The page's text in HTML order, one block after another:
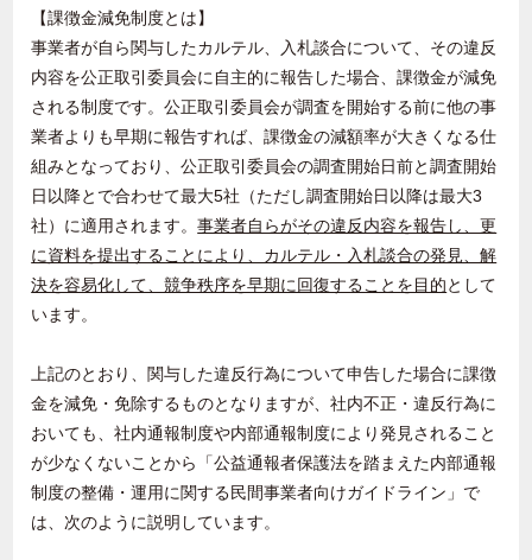
【課徴金減免制度とは】
事業者が自ら関与したカルテル、入札談合について、その違反
内容を公正取引委員会に自主的に報告した場合、課徴金が減免
される制度です。公正取引委員会が調査を開始する前に他の事
業者よりも早期に報告すれば、課徴金の減額率が大きくなる仕
組みとなっており、公正取引委員会の調査開始日前と調査開始
日以降とで合わせて最大5社（ただし調査開始日以降は最大3
社）に適用されます。事業者自らがその違反内容を報告し、更
に資料を提出することにより、カルテル・入札談合の発見、解
決を容易化して、競争秩序を早期に回復することを目的として
います。
上記のとおり、関与した違反行為について申告した場合に課徴
金を減免・免除するものとなりますが、社内不正・違反行為に
おいても、社内通報制度や内部通報制度により発見されること
が少なくないことから「公益通報者保護法を踏まえた内部通報
制度の整備・運用に関する民間事業者向けガイドライン」で
は、次のように説明しています。